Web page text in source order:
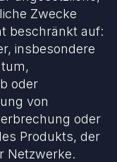
Zwecke
beschränkt auf:
insbesondere
oder
von
oder
Produkts, der
Netzwerke.